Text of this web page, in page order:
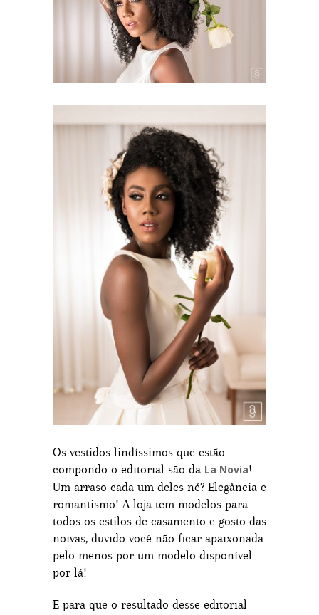
Os vestidos lindíssimos que estão
compondo o editorial são da La Novia!
Um arraso cada um deles né? Elegância e
romantismo! A loja tem modelos para
todos os estilos de casamento e gosto das
noivas, duvido você não ficar apaixonada
pelo menos por um modelo disponível
por lá!
E para que o resultado desse editorial